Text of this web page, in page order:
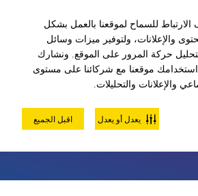
للسماح لموقعنا بالعمل بشكل
والإعلانات، ولتوفير ميزات وسائل
حركة المرور على الموقع. ونشارك
استخدامك موقعنا مع شركائنا على مستوى
والإعلانات والتحليلات.
اقبل الجميع يعدل أو يعدل
و التذكرة الشاملة